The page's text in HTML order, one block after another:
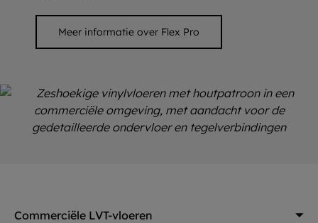
Meer informatie over Flex Pro
Commerciële LVT-vloeren